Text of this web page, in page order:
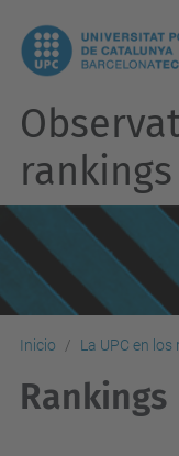
rankings
Inicio La UPC en
Rankings